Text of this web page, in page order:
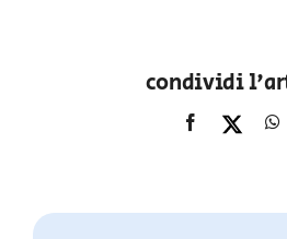
condividi